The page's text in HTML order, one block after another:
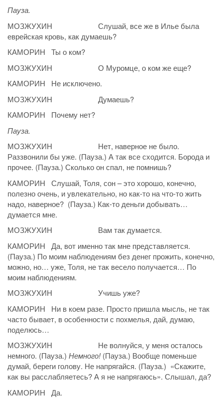
Пауза.
МОЗЖУХИН Слушай, все же в Илье была
еврейская кровь, как думаешь?
КАМОРИН Ты о ком?
МОЗЖУХИН О Муромце, о ком же еще?
КАМОРИН Не исключено.
МОЗЖУХИН Думаешь?
КАМОРИН Почему нет?
Пауза.
МОЗЖУХИН Нет, наверное не было.
Раззвонили бы уже. (Пауза.) А так все сходится. Борода и
прочее. (Пауза.) Сколько он спал, не помнишь?
КАМОРИН Слушай, Толя, сон – это хорошо, конечно,
полезно очень, и увлекательно, но как-то на что-то жить
надо, наверное? (Пауза.) Как-то деньги добывать…
думается мне.
МОЗЖУХИН Вам так думается.
КАМОРИН Да, вот именно так мне представляется.
(Пауза.) По моим наблюдениям без денег прожить, конечно,
можно, но… уже, Толя, не так весело получается… По
моим наблюдениям.
МОЗЖУХИН Учишь уже?
КАМОРИН Ни в коем разе. Просто пришла мысль, не так
часто бывает, в особенности с похмелья, дай, думаю,
поделюсь…
МОЗЖУХИН Не волнуйся, у меня осталось
немного. (Пауза.) Немного!(Пауза.) Вообще поменьше
думай, береги голову. Не напрягайся. (Пауза.) «Скажите,
как вы расслабляетесь? А я не напрягаюсь». Слышал, да?
КАМОРИН Да.